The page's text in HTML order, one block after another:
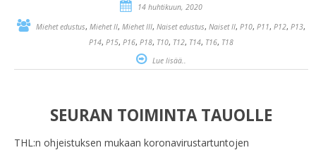
14 huhtikuun, 2020
Miehet edustus, Miehet II, Miehet III, Naiset edustus, Naiset II, P10, P11, P12, P13,
P14, P15, P16, P18, T10, T12, T14, T16, T18
Lue lisää..
SEURAN TOIMINTA TAUOLLE
THL:n ohjeistuksen mukaan koronavirustartuntojen